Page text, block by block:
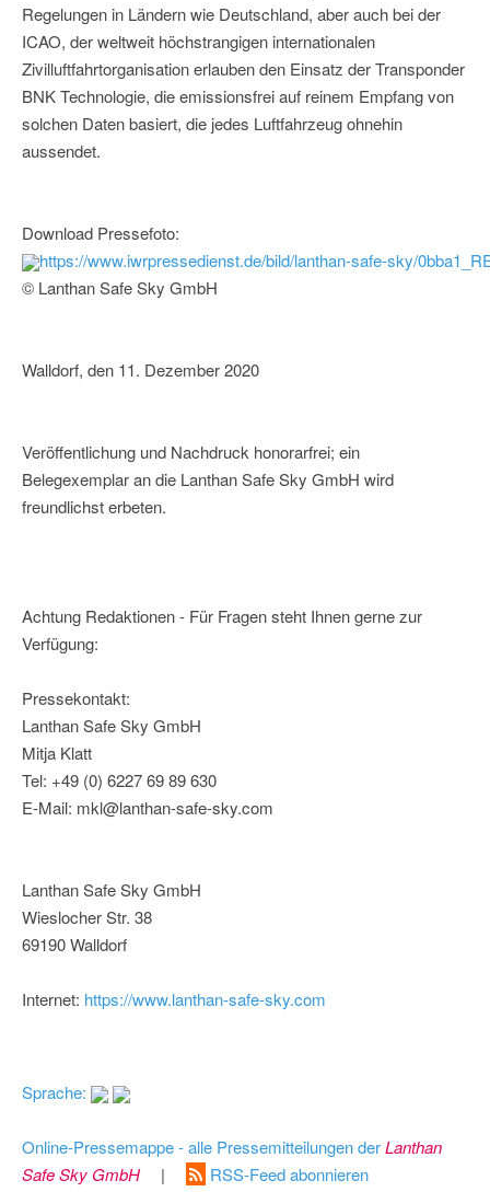
Regelungen in Ländern wie Deutschland, aber auch bei der
ICAO, der weltweit höchstrangigen internationalen
Zivilluftfahrtorganisation erlauben den Einsatz der Transponder
BNK Technologie, die emissionsfrei auf reinem Empfang von
solchen Daten basiert, die jedes Luftfahrzeug ohnehin
aussendet.
Download Pressefoto:
https://www.iwrpressedienst.de/bild/lanthan-safe-sky/
© Lanthan Safe Sky GmbH
Walldorf, den 11. Dezember 2020
Veröffentlichung und Nachdruck honorarfrei; ein
Belegexemplar an die Lanthan Safe Sky GmbH wird
freundlichst erbeten.
Achtung Redaktionen - Für Fragen steht Ihnen gerne zur
Verfügung:
Pressekontakt:
Lanthan Safe Sky GmbH
Mitja Klatt
Tel: +49 (0) 6227 69 89 630
E-Mail: mkl@lanthan-safe-sky.com
Lanthan Safe Sky GmbH
Wieslocher Str. 38
69190 Walldorf
Internet: https://www.lanthan-safe-sky.com
Sprache:
Online-Pressemappe - alle Pressemitteilungen derLanthan
Safe Sky GmbH
| RSS-Feed abonnieren